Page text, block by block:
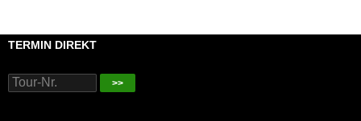
TERMIN DIREKT
>>